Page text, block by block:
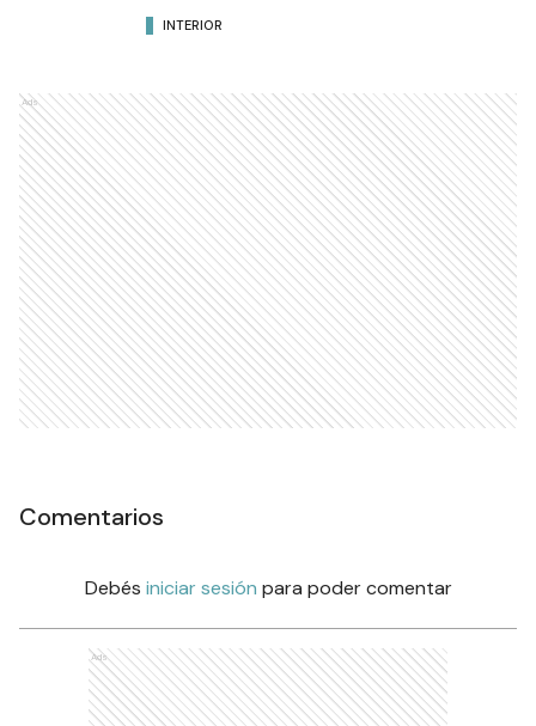
INTERIOR
Ads
Comentarios
Debés iniciar sesión para poder comentar
Ads